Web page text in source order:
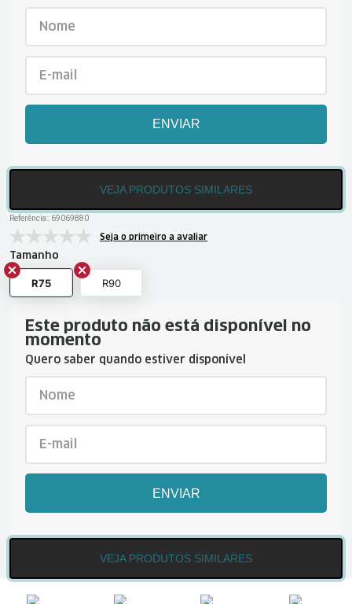
ENVIAR
VEJA PRODUTOS SIMILARES
Referência:: 69069880
Seja o primeiro a avaliar
Tamanho
R75 R90
Este produto não está disponível no
momento
Quero saber quando estiver disponível
ENVIAR
VEJA PRODUTOS SIMILARES